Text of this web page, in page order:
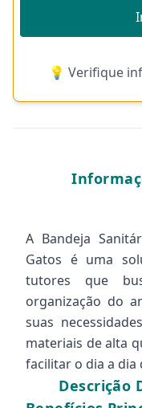
💡 Verifique
A Bandeja
Gatos é uma
tutores que
organização do
suas
materiais de alta
facilitar o dia a dia
Descrição